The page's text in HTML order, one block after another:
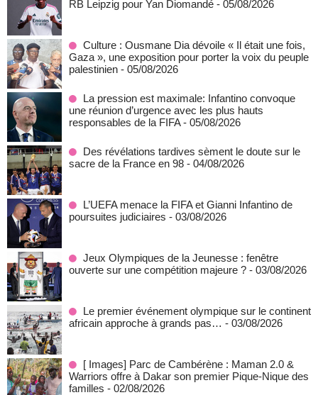
RB Leipzig pour Yan Diomandé - 05/08/2026
Culture : Ousmane Dia dévoile « Il était une fois,
Gaza », une exposition pour porter la voix du peuple
palestinien - 05/08/2026
La pression est maximale: Infantino convoque
une réunion d’urgence avec les plus hauts
responsables de la FIFA - 05/08/2026
Des révélations tardives sèment le doute sur le
sacre de la France en 98 - 04/08/2026
L’UEFA menace la FIFA et Gianni Infantino de
poursuites judiciaires - 03/08/2026
Jeux Olympiques de la Jeunesse : fenêtre
ouverte sur une compétition majeure ? - 03/08/2026
Le premier événement olympique sur le continent
africain approche à grands pas… - 03/08/2026
[ Images] Parc de Cambérène : Maman 2.0 &
Warriors offre à Dakar son premier Pique-Nique des
familles - 02/08/2026